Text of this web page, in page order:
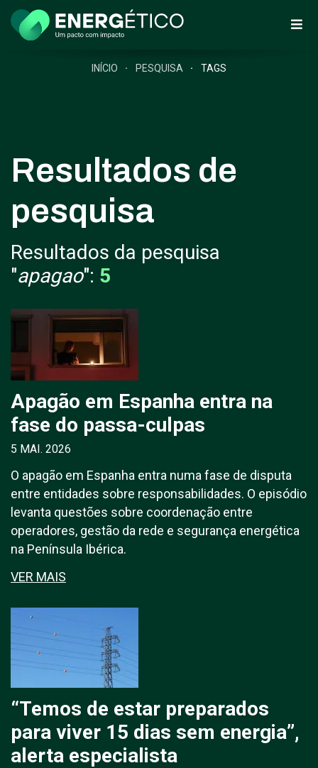
INÍCIO PESQUISA TAGS
Resultados de
pesquisa
Resultados da pesquisa
"apagao": 5
Apagão em Espanha entra na
fase do passa-culpas
5 MAI. 2026
O apagão em Espanha entra numa fase de disputa
entre entidades sobre responsabilidades. O episódio
levanta questões sobre coordenação entre
operadores, gestão da rede e segurança energética
na Península Ibérica.
VER MAIS
“Temos de estar preparados
para viver 15 dias sem energia”,
alerta especialista